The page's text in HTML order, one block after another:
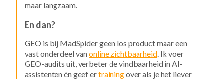
maar langzaam.
En dan?
GEO is bij MadSpider geen los product maar een
vast onderdeel vanonline zichtbaarheid. Ik voer
GEO-audits uit, verbeter de vindbaarheid in AI-
assistenten én geef ertrainingover als je het liever